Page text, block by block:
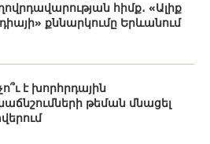
հիմք․ «Ալիք
քննարկումը Երևանում
է խորհրդային
թեման մնացել